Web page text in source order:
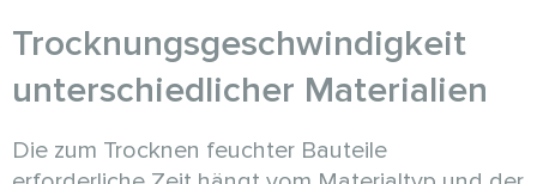
Trocknungsgeschwindigkeit
unterschiedlicher Materialien
Die zum Trocknen feuchter Bauteile